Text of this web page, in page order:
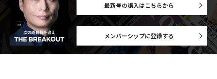
最新号の購入はこちらから
メンバーシップに登録する